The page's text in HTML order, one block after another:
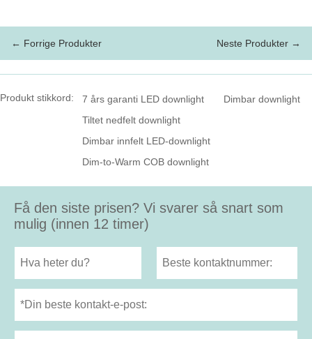
← Forrige Produkter Neste Produkter →
Produkt stikkord: 7 års garanti LED downlight
Dimbar downlight
Tiltet nedfelt downlight
Dimbar innfelt LED-downlight
Dim-to-Warm COB downlight
Få den siste prisen? Vi svarer så snart som
mulig (innen 12 timer)